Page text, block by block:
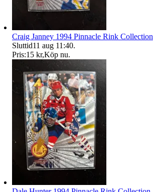
Craig Janney 1994 Pinnacle Rink Collection
Sluttid11 aug 11:40.
Pris:15 kr,Köp nu.